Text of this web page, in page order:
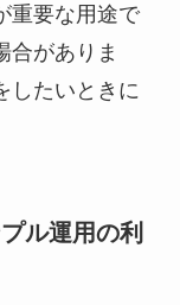
重要な用途で
合がありま
したいときに
ル運用の利